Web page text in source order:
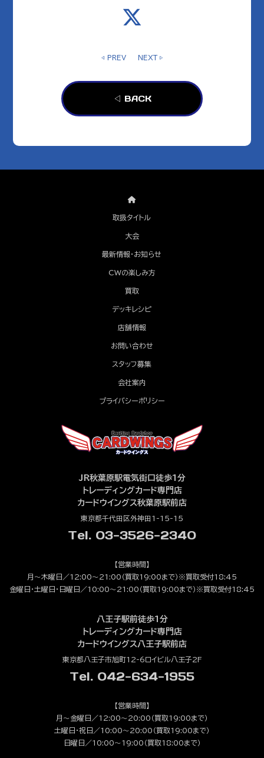
◁ PREV NEXT ▷
◁ BACK
取扱タイトル
大会
最新情報・お知らせ
CWの楽しみ方
買取
デッキレシピ
店舗情報
お問い合わせ
スタッフ募集
会社案内
プライバシーポリシー
JR秋葉原駅電気街口徒歩1分
トレーディングカード専門店
カードウイングス秋葉原駅前店
東京都千代田区外神田1-15-15
Tel. 03-3526-2340
【営業時間】
月～木曜日／12:00～21:00（買取19:00まで）※買取受付18:45
金曜日・土曜日・日曜日／10:00～21:00（買取19:00まで）※買取受付18:45
八王子駅前徒歩1分
トレーディングカード専門店
カードウイングス八王子駅前店
東京都八王子市旭町12-6ロイビル八王子2F
Tel. 042-634-1955
【営業時間】
月～金曜日／12:00～20:00（買取19:00まで）
土曜日・祝日／10:00～20:00（買取19:00まで）
日曜日／10:00～19:00（買取18:00まで）